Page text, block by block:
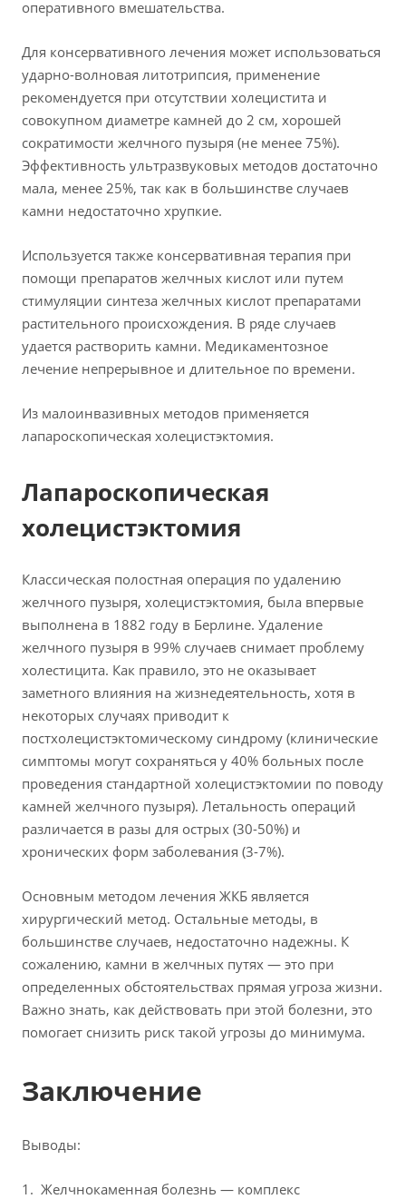
оперативного вмешательства.
Для консервативного лечения может использоваться
ударно-волновая литотрипсия, применение
рекомендуется при отсутствии холецистита и
совокупном диаметре камней до 2 см, хорошей
сократимости желчного пузыря (не менее 75%).
Эффективность ультразвуковых методов достаточно
мала, менее 25%, так как в большинстве случаев
камни недостаточно хрупкие.
Используется также консервативная терапия при
помощи препаратов желчных кислот или путем
стимуляции синтеза желчных кислот препаратами
растительного происхождения. В ряде случаев
удается растворить камни. Медикаментозное
лечение непрерывное и длительное по времени.
Из малоинвазивных методов применяется
лапароскопическая холецистэктомия.
Лапароскопическая
холецистэктомия
Классическая полостная операция по удалению
желчного пузыря, холецистэктомия, была впервые
выполнена в 1882 году в Берлине. Удаление
желчного пузыря в 99% случаев снимает проблему
холестицита. Как правило, это не оказывает
заметного влияния на жизнедеятельность, хотя в
некоторых случаях приводит к
постхолецистэктомическому синдрому (клинические
симптомы могут сохраняться у 40% больных после
проведения стандартной холецистэктомии по поводу
камней желчного пузыря). Летальность операций
различается в разы для острых (30-50%) и
хронических форм заболевания (3-7%).
Основным методом лечения ЖКБ является
хирургический метод. Остальные методы, в
большинстве случаев, недостаточно надежны. К
сожалению, камни в желчных путях — это при
определенных обстоятельствах прямая угроза жизни.
Важно знать, как действовать при этой болезни, это
помогает снизить риск такой угрозы до минимума.
Заключение
Выводы:
Желчнокаменная болезнь — комплекс